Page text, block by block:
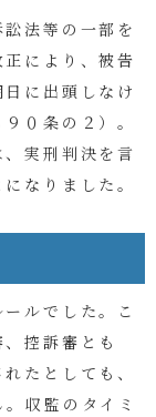
法等の一部を
により、被告
に出頭しなけ
０条の２）。
実刑判決を言
なりました。
ルでした。こ
控訴審とも
たとしても、
収監のタイミ